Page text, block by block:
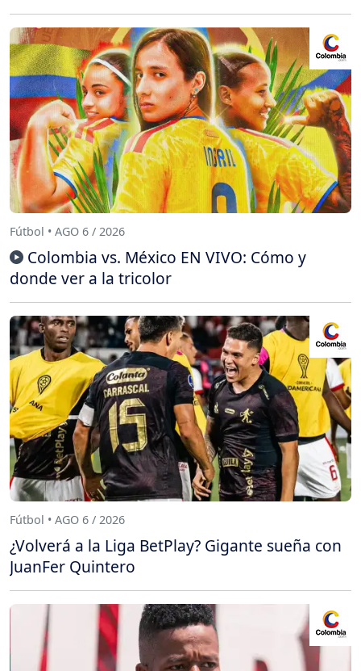
Fútbol • AGO 6 / 2026
Colombia vs. México EN VIVO: Cómo y
donde ver a la tricolor
Fútbol • AGO 6 / 2026
¿Volverá a la Liga BetPlay? Gigante sueña con
JuanFer Quintero